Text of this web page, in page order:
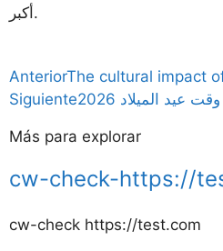
أكبر.
AnteriorThe cultural impact
Siguiente
الميلاد 2026
Más para explorar
cw-check-https://
cw-check https://test.com